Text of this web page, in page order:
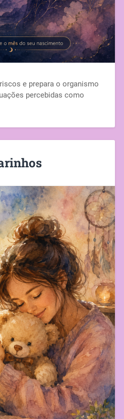
e prepara o organismo
percebidas como